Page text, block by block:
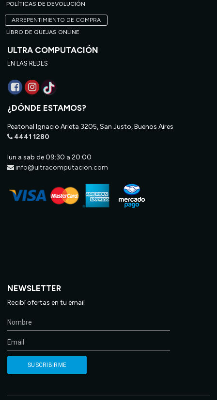
POLÍTICAS DE DEVOLUCIÓN
ARREPENTIMIENTO DE COMPRA
LIBRO DE QUEJAS ONLINE
ULTRA COMPUTACIÓN
EN LAS REDES
¿DÓNDE ESTAMOS?
Peatonal Ignacio Arieta 3205, San Justo, Buenos Aires
4441 1280
lun a sab de 09:30 a 20:00
info@ultracomputacion.com
NEWSLETTER
Recibí ofertas en tu email